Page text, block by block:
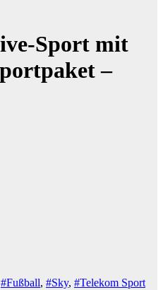
Sport mit
–
#Fußball, #Sky, #Telekom Sport